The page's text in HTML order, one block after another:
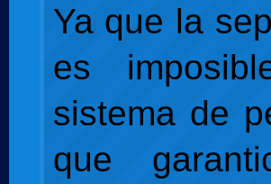
Ya que la
es
sistema de
que